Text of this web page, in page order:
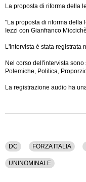
La proposta di riforma della
"La proposta di riforma della
Iezzi con Gianfranco
L'intervista è stata registrata
Nel corso dell'intervista
Polemiche, Politica,
La registrazione audio ha
DC FORZA ITALIA
UNINOMINALE